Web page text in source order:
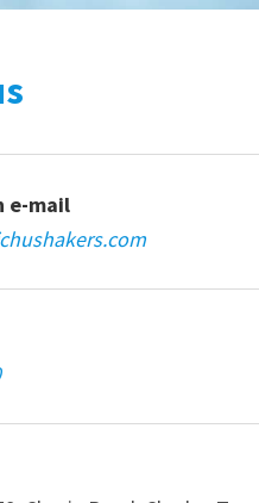
e-mail